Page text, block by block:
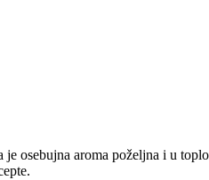
je osebujna aroma poželjna i u